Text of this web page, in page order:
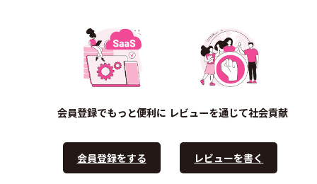
会員登録でもっと便利に
会員登録をする
レビューを通じて社会貢献
レビューを書く